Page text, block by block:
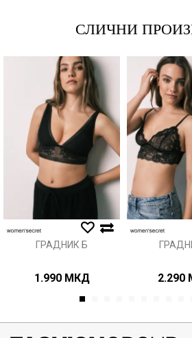
Анти спам заштита - пресметајте колку е 6
СЛИЧНИ
ГРАДНИК Б
1.990 МКД 2.290
1